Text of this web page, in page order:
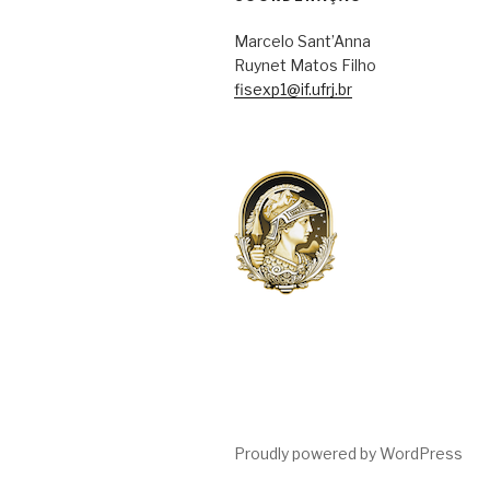
Marcelo Sant’Anna
Ruynet Matos Filho
fisexp1@if.ufrj.br
Proudly powered by WordPress